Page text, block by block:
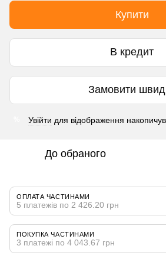
Купити
В кредит
Замовити
Увійти для відображення
До обраного
ОПЛАТА ЧАСТИНАМИ
5 платежів по 2 426.20 грн
ПОКУПКА ЧАСТИНАМИ
3 платежі по 4 043.67 грн